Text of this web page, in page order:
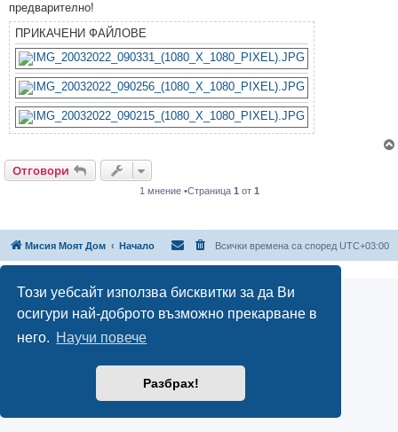
Този уебсайт използва бисквитки за да Ви
осигури най-доброто възможно прекарване в
него. Научи повече
Разбрах!
предварително!
ПРИКАЧЕНИ ФАЙЛОВЕ
Отговори
1 мнение •Страница 1 от 1
Мисия Моят Дом Начало Всички времена са според UTC+03:00